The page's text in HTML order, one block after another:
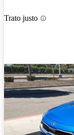
Trato justo